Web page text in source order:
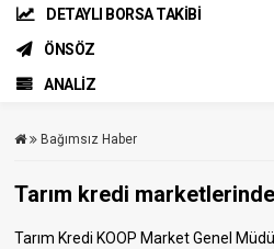
DETAYLI BORSA TAKİBİ
ÖNSÖZ
ANALİZ
Bağımsız Haber
Tarım kredi
Tarım Kredi KOOP Market Genel